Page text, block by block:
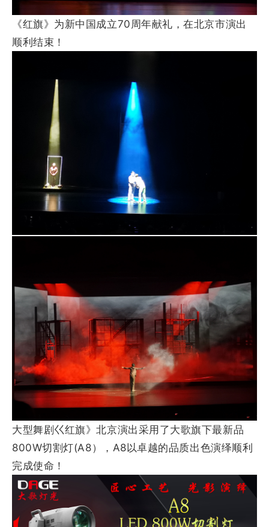
《红旗》为新中国成立70周年献礼，在北京市演出
顺利结束！
大型舞剧巜红旗》北京演出采用了大歌旗下最新品
800W切割灯(A8），A8以卓越的品质出色演绎顺利
完成使命！